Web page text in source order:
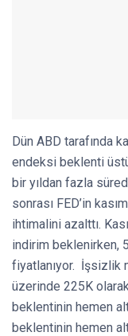
Dün ABD tarafında
endeksi beklenti
bir yıldan fazla
sonrası FED’in
ihtimalini azalttı.
indirim beklenirken,
fiyatlanıyor. İşsizlik
üzerinde 225K
beklentinin hemen
beklentinin hemen